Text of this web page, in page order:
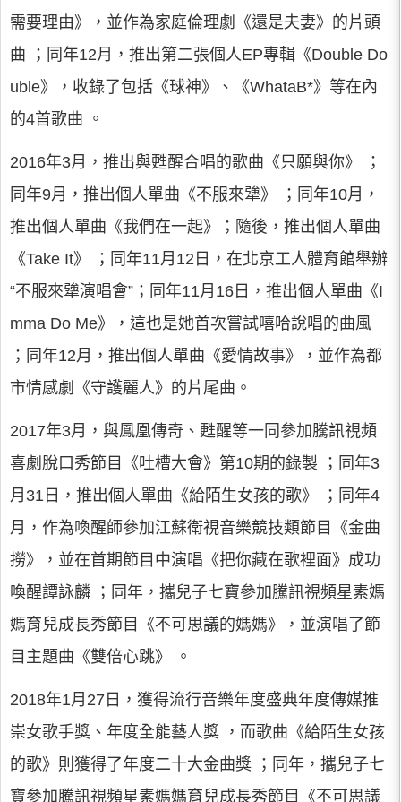
需要理由》，並作為家庭倫理劇《還是夫妻》的片頭
曲 ；同年12月，推出第二張個人EP專輯《Double Do
uble》，收錄了包括《球神》、《WhataB*》等在內
的4首歌曲 。
2016年3月，推出與甦醒合唱的歌曲《只願與你》 ；
同年9月，推出個人單曲《不服來犟》 ；同年10月，
推出個人單曲《我們在一起》；隨後，推出個人單曲
《Take It》 ；同年11月12日，在北京工人體育館舉辦
“不服來犟演唱會”；同年11月16日，推出個人單曲《I
mma Do Me》，這也是她首次嘗試嘻哈說唱的曲風
；同年12月，推出個人單曲《愛情故事》，並作為都
市情感劇《守護麗人》的片尾曲。
2017年3月，與鳳凰傳奇、甦醒等一同參加騰訊視頻
喜劇脫口秀節目《吐槽大會》第10期的錄製 ；同年3
月31日，推出個人單曲《給陌生女孩的歌》 ；同年4
月，作為喚醒師參加江蘇衛視音樂競技類節目《金曲
撈》，並在首期節目中演唱《把你藏在歌裡面》成功
喚醒譚詠麟 ；同年，攜兒子七寶參加騰訊視頻星素媽
媽育兒成長秀節目《不可思議的媽媽》，並演唱了節
目主題曲《雙倍心跳》 。
2018年1月27日，獲得流行音樂年度盛典年度傳媒推
崇女歌手獎、年度全能藝人獎 ，而歌曲《給陌生女孩
的歌》則獲得了年度二十大金曲獎 ；同年，攜兒子七
寶參加騰訊視頻星素媽媽育兒成長秀節目《不可思議